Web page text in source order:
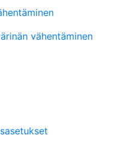
vähentäminen